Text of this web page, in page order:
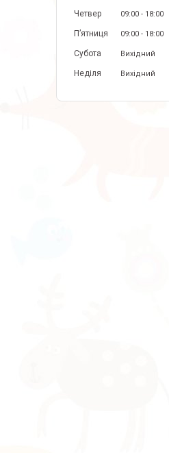
Четвер 09:00 18:00
Пʼятниця 09:00 18:00
Субота Вихідний
Неділя Вихідний